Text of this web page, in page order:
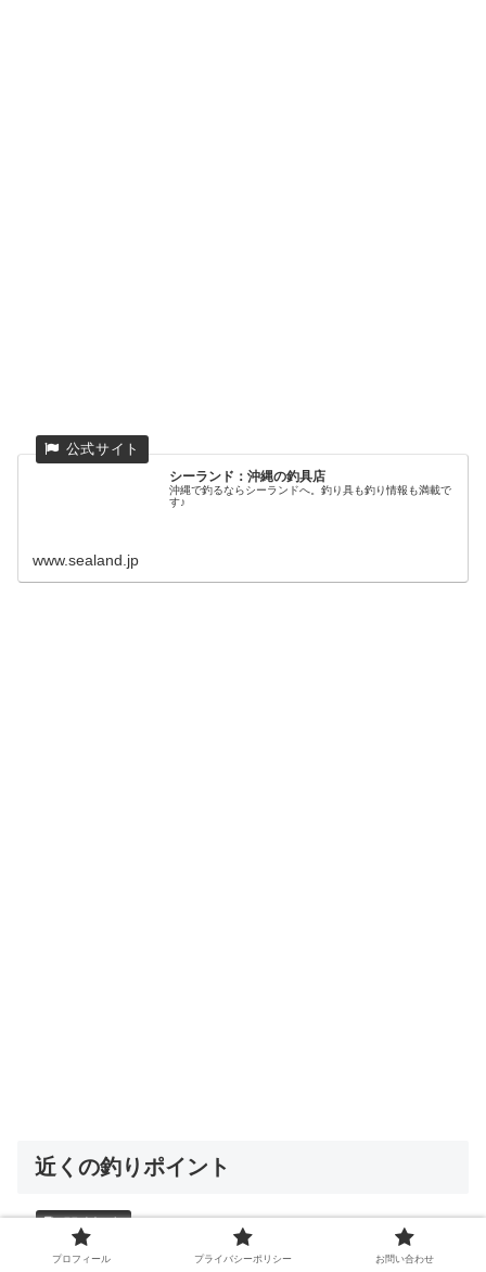
シーランド：沖縄の釣具店
沖縄で釣るならシーランドへ。釣り具も釣り情報も満載で
す♪
www.sealand.jp
近くの釣りポイント
【釣り禁止】読谷村 都屋漁港（とやぎょこう） l
沖縄 釣り ポイント
プロフィール プライバシーポリシー お問い合わせ